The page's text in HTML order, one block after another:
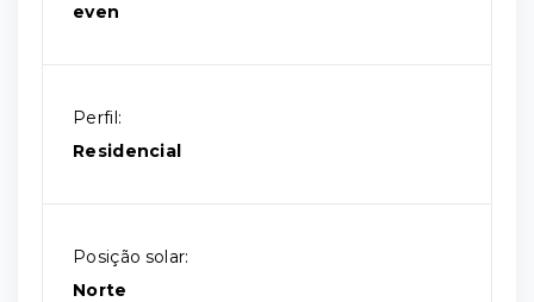
even
Perfil:
Residencial
Posição solar:
Norte